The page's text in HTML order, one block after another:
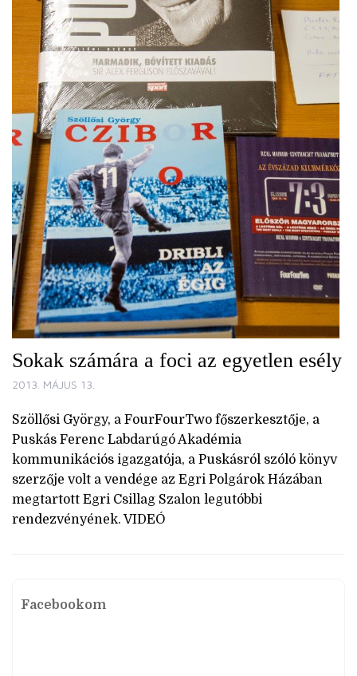
Sokak számára a foci az egyetlen esély
2013. MÁJUS 13.
Szöllősi György, a FourFourTwo főszerkesztője, a
Puskás Ferenc Labdarúgó Akadémia
kommunikációs igazgatója, a Puskásról szóló könyv
szerzője volt a vendége az Egri Polgárok Házában
megtartott Egri Csillag Szalon legutóbbi
rendezvényének. VIDEÓ
Facebookom